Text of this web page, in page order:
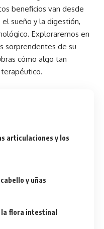
beneficios van desde
sueño y la digestión,
Exploraremos en
sorprendentes de su
cómo algo tan
articulaciones y los
y uñas
la flora intestinal